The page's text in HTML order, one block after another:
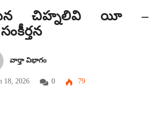
చిహ్నలివి యీ –
వార్తా విభాగం
18, 2026 0 79